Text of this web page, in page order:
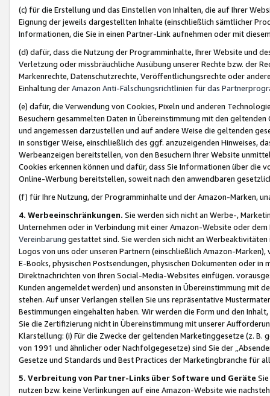
(c) für die Erstellung und das Einstellen von Inhalten, die auf Ihrer
Eignung der jeweils dargestellten Inhalte (einschließlich sämtlicher
Informationen, die Sie in einen Partner-Link aufnehmen oder mit
(d) dafür, dass die Nutzung der Programminhalte, Ihrer Website und
Verletzung oder missbräuchliche Ausübung unserer Rechte bzw. der
Markenrechte, Datenschutzrechte, Veröffentlichungsrechte oder
Einhaltung derAmazon Anti-Fälschungsrichtlinien für das
(e) dafür, die Verwendung von Cookies, Pixeln und anderen
Besuchern gesammelten Daten in Übereinstimmung mit den
und angemessen darzustellen und auf andere Weise die geltenden
in sonstiger Weise, einschließlich des ggf. anzuzeigenden Hinweises,
Werbeanzeigen bereitstellen, von den Besuchern Ihrer Website
Cookies erkennen können und dafür, dass Sie Informationen über die
Online-Werbung bereitstellen, soweit nach den anwendbaren
(f) für Ihre Nutzung, der Programminhalte und der Amazon-Marken,
4. Werbeeinschränkungen. Sie werden sich nicht an Werbe-,
Unternehmen oder in Verbindung mit einer Amazon-Website oder
Vereinbarung gestattet sind. Sie werden sich nicht an
Logos von uns oder unseren Partnern (einschließlich Amazon-
E-Books, physischen Postsendungen, physischen Dokumenten oder in
Direktnachrichten von Ihren Social-Media-Websites einfügen.
Kunden angemeldet werden) und ansonsten in Übereinstimmung mit
stehen. Auf unser Verlangen stellen Sie uns repräsentative
Bestimmungen eingehalten haben. Wir werden die Form und den
Sie die Zertifizierung nicht in Übereinstimmung mit unserer
Klarstellung: (i) Für die Zwecke der geltenden Marketinggesetze (z. B.
von 1991 und ähnlicher oder Nachfolgegesetze) sind Sie der
Gesetze und Standards und Best Practices der Marketingbranche für
5. Verbreitung von Partner-Links über Software und Geräte
nutzen bzw. keine Verlinkungen auf eine Amazon-Website wie